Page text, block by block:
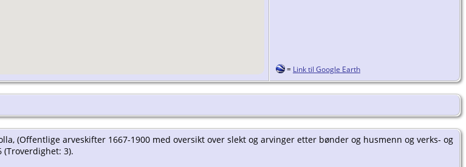
= Link til Google Earth
(Offentlige arveskifter 1667-1900 med oversikt over slekt og arvinger etter bønder og husmenn og verks- og
(Troverdighet: 3).